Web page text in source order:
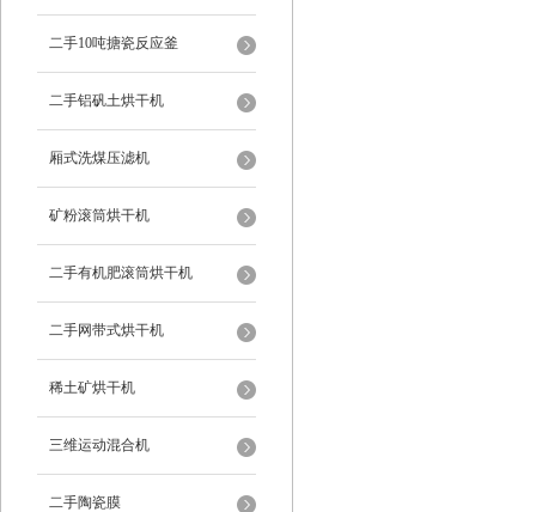
二手10吨搪瓷反应釜
二手铝矾土烘干机
厢式洗煤压滤机
矿粉滚筒烘干机
二手有机肥滚筒烘干机
二手网带式烘干机
稀土矿烘干机
三维运动混合机
二手陶瓷膜